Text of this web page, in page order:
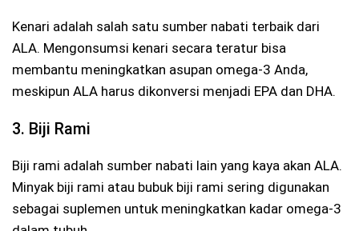
Kenari adalah salah satu sumber nabati terbaik dari
ALA. Mengonsumsi kenari secara teratur bisa
membantu meningkatkan asupan omega-3 Anda,
meskipun ALA harus dikonversi menjadi EPA dan DHA.
3. Biji Rami
Biji rami adalah sumber nabati lain yang kaya akan ALA.
Minyak biji rami atau bubuk biji rami sering digunakan
sebagai suplemen untuk meningkatkan kadar omega-3